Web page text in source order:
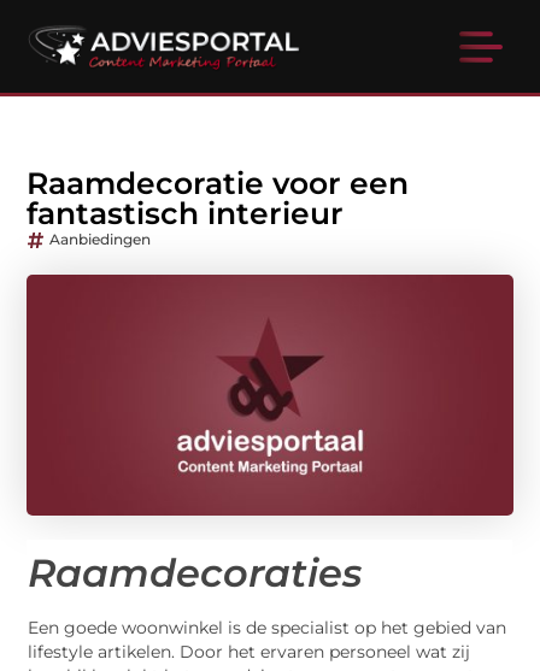
Raamdecoratie voor een
fantastisch interieur
Aanbiedingen
Raamdecoraties
Een goede woonwinkel is de specialist op het gebied van
lifestyle artikelen. Door het ervaren personeel wat zij